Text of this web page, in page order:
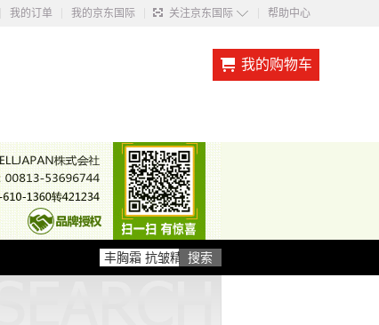
我的订单 我的京东国际 关注京东国际 ◇ 帮助中心
我的购物车